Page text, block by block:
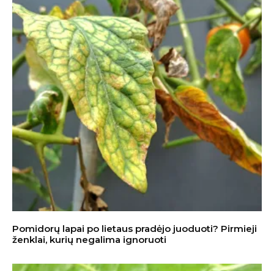
Pomidorų lapai po lietaus pradėjo juoduoti? Pirmieji
ženklai, kurių negalima ignoruoti